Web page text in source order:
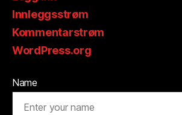
Innleggsstrøm
Kommentarstrøm
WordPress.org
Name